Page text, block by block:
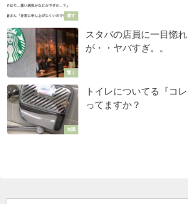
癒す
驚く
スタバの店員に一目惚
が・・ヤバすぎ。。
知識
トイレについてる『コ
ってますか？